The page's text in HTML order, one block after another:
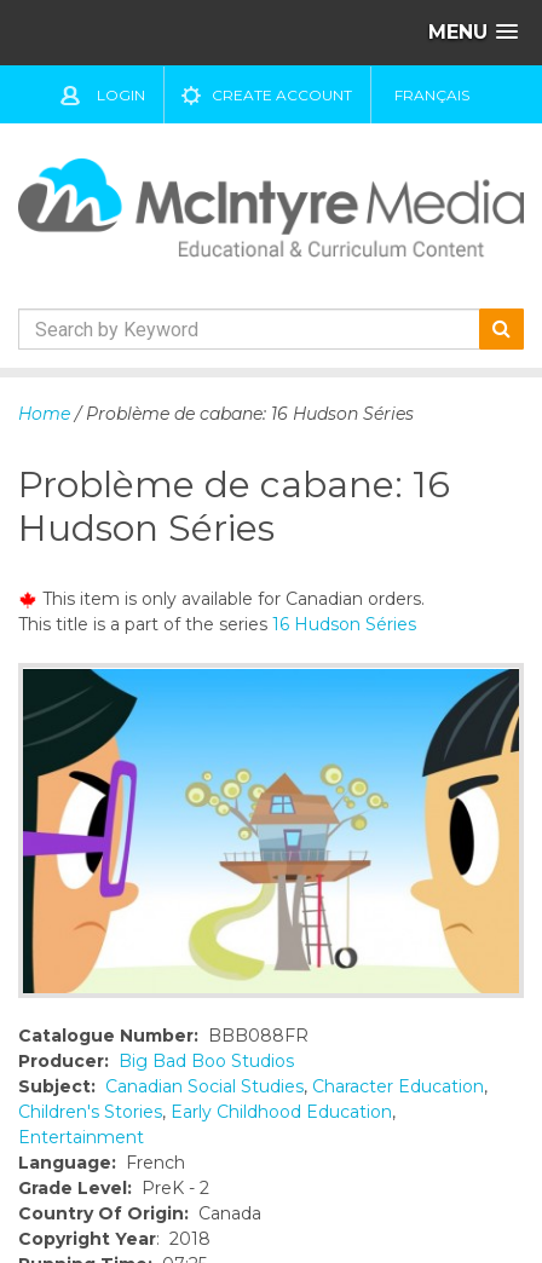
MENU
LOGIN CREATE ACCOUNT FRANÇAIS
k
c
t
e
n
Home / Problème de cabane: 16 Hudson Séries
Problème de cabane: 16
Hudson Séries
This item is only available for Canadian orders.
This title is a part of the series 16 Hudson Séries
Catalogue Number: BBB088FR
Producer: Big Bad Boo Studios
Subject: Canadian Social Studies, Character Education,
Children's Stories, Early Childhood Education,
Entertainment
Language: French
Grade Level: PreK - 2
Country Of Origin: Canada
Copyright Year: 2018